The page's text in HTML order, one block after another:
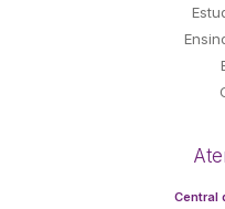
Central